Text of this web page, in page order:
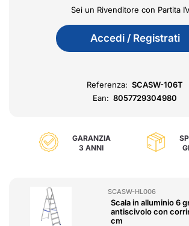
Sei un Rivenditore con Partita
Accedi / Registrati
Referenza: SCASW-106T
Ean: 8057729304980
GARANZIA
3 ANNI
SCASW-HL006
Scala in alluminio 6
antiscivolo con
cm